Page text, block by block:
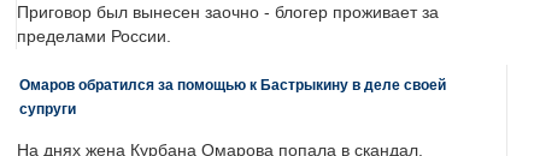
Приговор был вынесен заочно - блогер проживает за
пределами России.
Омаров обратился за помощью к Бастрыкину в деле своей
супруги
На днях жена Курбана Омарова попала в скандал.